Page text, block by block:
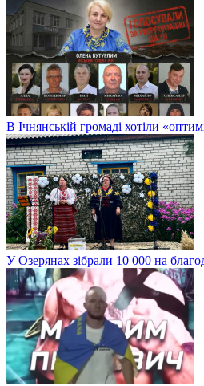
В Ічнянській громаді хотіли
У Озерянах зібрали 10 000 на